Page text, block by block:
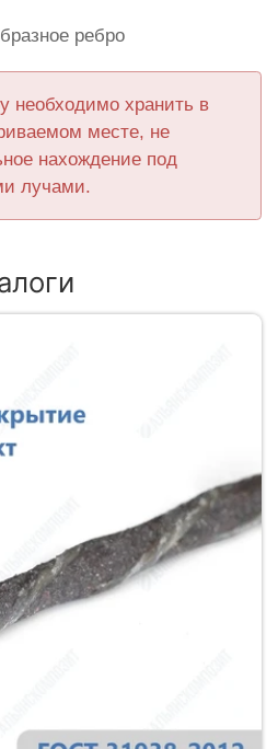
ребро
необходимо хранить в
месте, не
нахождение под
лучами.